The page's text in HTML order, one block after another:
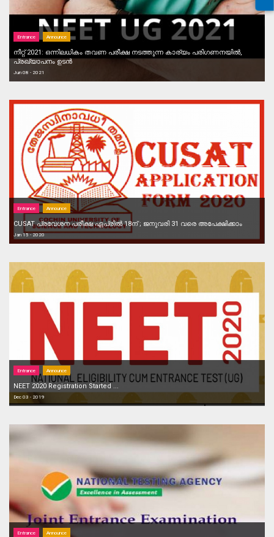
Entrance Announce
നീറ്റ് 2021: ഒന്നിലധികം തവണ പരീക്ഷ നടത്തുന്ന കാര്യം പരിഗണനയിൽ,
പ്രഖ്യാപനം ഉടൻ
Jun 08 - 2021
Entrance Announce
CUSAT പ്രവേശന പരീക്ഷ ഏപ്രില്‍ 18ന് ; ജനുവരി 31 വരെ അപേക്ഷിക്കാം
Jan 15 - 2020
Entrance Announce
NEET 2020 Registration Started ...
Dec 03 - 2019
Entrance Announce